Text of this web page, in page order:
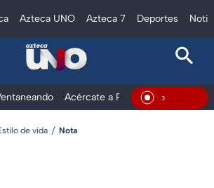
Azteca UNO Azteca 7 Deportes
Acércate a Rocío Al ExtremoEn Vivo
de vida Nota